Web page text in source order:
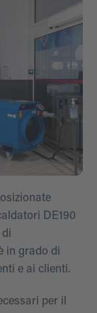
DE190
di
in grado di
e ai clienti.
per il